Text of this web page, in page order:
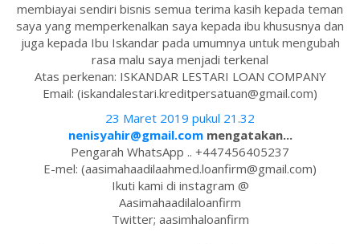
membiayai sendiri bisnis semua terima kasih kepada teman
saya yang memperkenalkan saya kepada ibu khususnya dan
juga kepada Ibu Iskandar pada umumnya untuk mengubah
rasa malu saya menjadi terkenal
Atas perkenan: ISKANDAR LESTARI LOAN COMPANY
Email: (iskandalestari.kreditpersatuan@gmail.com)
23 Maret 2019 pukul 21.32
nenisyahir@gmail.commengatakan...
Pengarah WhatsApp .. +447456405237
E-mel: (aasimahaadilaahmed.loanfirm@gmail.com)
Ikuti kami di instagram @
Aasimahaadilaloanfirm
Twitter; aasimhaloanfirm